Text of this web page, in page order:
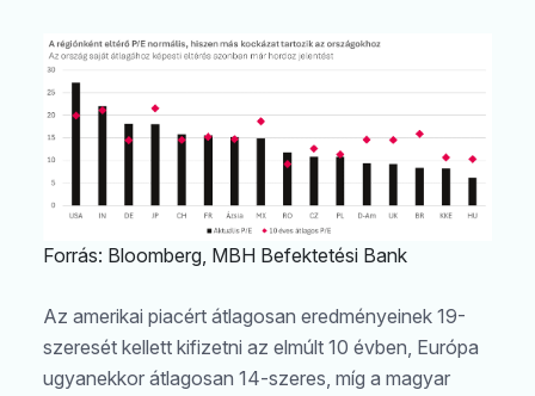
Forrás: Bloomberg, MBH Befektetési Bank
Az amerikai piacért átlagosan eredményeinek 19-
szeresét kellett kifizetni az elmúlt 10 évben, Európa
ugyanekkor átlagosan 14-szeres, míg a magyar